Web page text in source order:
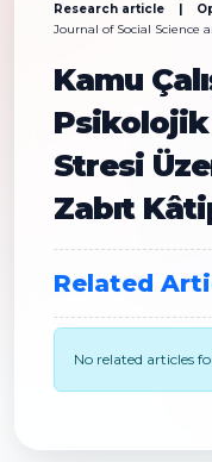
Research article |
Journal of Social Science
Kamu
Psikolojik
Stresi
Zabıt
Related
No related articles